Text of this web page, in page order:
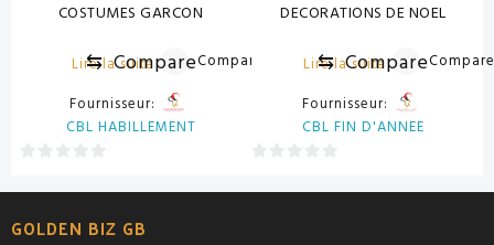
COSTUMES GARCON
Lire la suite
⇆ CompareCompare
Fournisseur:
CBL HABILLEMENT
sur
DECORATIONS DE NOEL
Lire la suite
⇆ Compare
Fournisseur:
CBL FIN D'ANNEE
sur
GOLDEN BIZ GB